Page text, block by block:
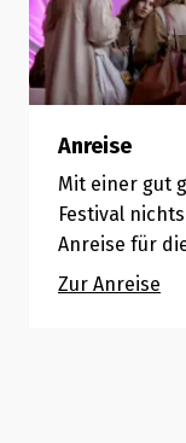
Anreise
Mit einer gut
Festival
Anreise für
Zur Anreise